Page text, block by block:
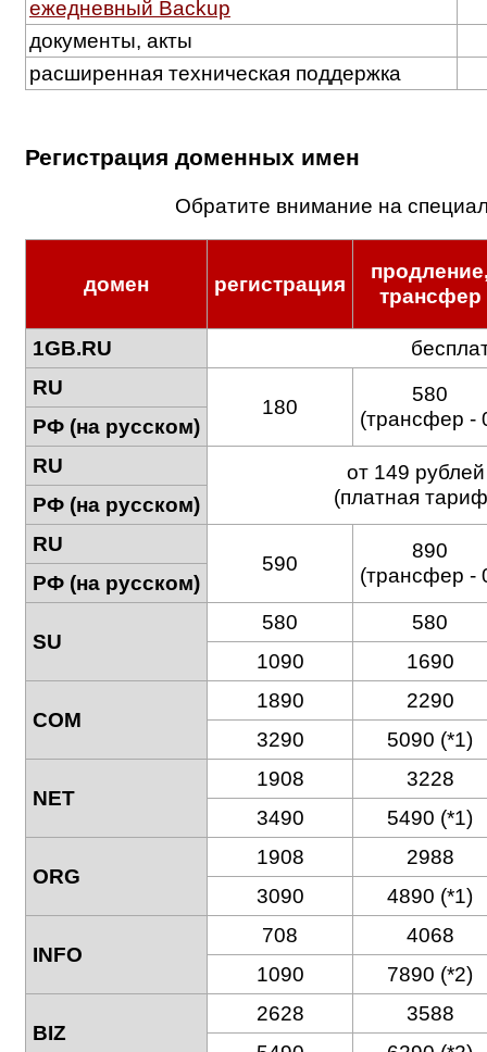
ежедневный Backup
документы, акты
расширенная техническая поддержка
Регистрация доменных имен
Обратите внимание на
домен регистрация
трансфер
1GB.RU
RU
180
580
(трансфер -
РФ (на русском)
RU
от 149
(платная
РФ (на русском)
RU
590
890
(трансфер -
РФ (на русском)
SU
580
580
1090
1690
COM
1890
2290
3290
5090 (*1)
NET
1908
3228
3490
5490 (*1)
ORG
1908
2988
3090
4890 (*1)
INFO
708
4068
1090
7890 (*2)
BIZ
2628
3588